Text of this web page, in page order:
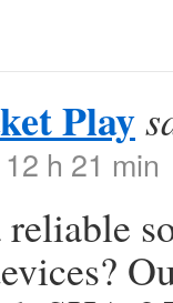
Play
h 21 min